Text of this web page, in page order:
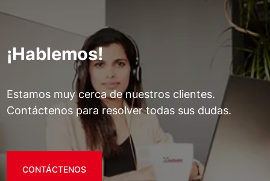
¡Hablemos!
Estamos muy cerca de nuestros clientes.
Contáctenos para resolver todas sus dudas.
CONTÁCTENOS